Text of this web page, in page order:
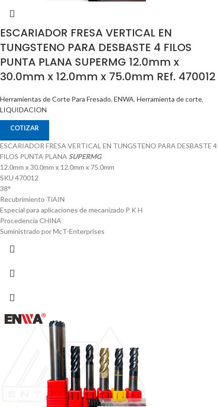
ESCARIADOR FRESA VERTICAL EN
TUNGSTENO PARA DESBASTE 4 FILOS
PUNTA PLANA SUPERMG 12.0mm x
30.0mm x 12.0mm x 75.0mm REf. 470012
Herramientas de Corte Para Fresado, ENWA, Herramienta de corte,
LIQUIDACION
COTIZAR
ESCARIADOR FRESA VERTICAL EN TUNGSTENO PARA DESBASTE 4
FILOS PUNTA PLANASUPERMG
12.0mm x 30.0mm x 12.0mm x 75.0mm
SKU 470012
38°
Recubrimiento TiAIN
Especial para aplicaciones de mecanizado P K H
Procedencia CHINA
Suministrado por McT-Enterprises